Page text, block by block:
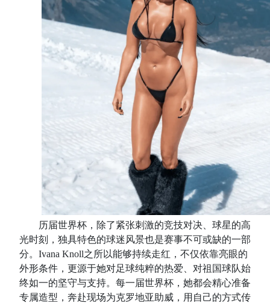
历届世界杯，除了紧张刺激的竞技对决、球星的高
光时刻，独具特色的球迷风景也是赛事不可或缺的一部
分。Ivana Knoll之所以能够持续走红，不仅依靠亮眼的
外形条件，更源于她对足球纯粹的热爱、对祖国球队始
终如一的坚守与支持。每一届世界杯，她都会精心准备
专属造型，奔赴现场为克罗地亚助威，用自己的方式传